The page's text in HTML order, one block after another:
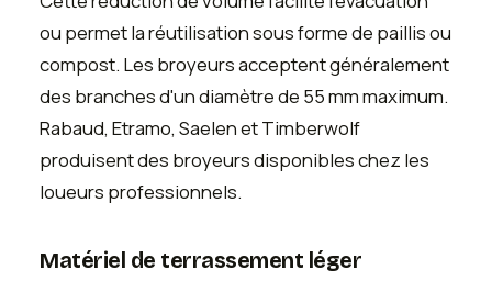
ou permet la réutilisation sous forme de paillis ou
compost. Les broyeurs acceptent généralement
des branches d'un diamètre de 55 mm maximum.
Rabaud, Etramo, Saelen et Timberwolf
produisent des broyeurs disponibles chez les
loueurs professionnels.
Matériel de terrassement léger